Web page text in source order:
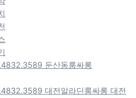
둔산동룸싸롱
대전알라딘룸싸롱 대전